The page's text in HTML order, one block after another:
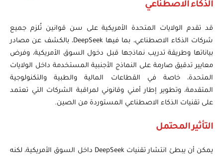
الذكاء الاصطناعي
قد تقدم الولايات المتحدة الأمريكية على سن قوانين تُلزم جميع
شركات الذكاء الاصطناعي، بما فيها DeepSeek، بالكشف عن مصادر
بياناتها وطريقة تدريب نماذجها قبل دخول السوق الأمريكية، وفرض
معايير تدقيق صارمة على النماذج الأجنبية المستخدمة داخل الولايات
المتحدة، خاصة في القطاعات المالية والطبية والتكنولوجية
المتقدمة، وتطوير إطار أمني وقانوني لمراقبة الشركات التي تعتمد
على تقنيات الذكاء الاصطناعي المستوردة من الصين.
التأثير المحتمل
يمكن أن يبطئ انتشار تقنيات DeepSeek داخل السوق الأمريكية، لكنه